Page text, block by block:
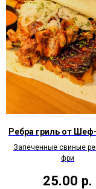
Ребра гриль от
Запеченные свиные
фри
25.00 р.